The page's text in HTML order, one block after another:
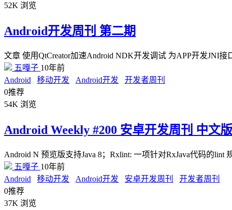
52K 浏览
Android开发周刊 第二期
文章 使用QtCreator加速Android NDK开发调试 为APP开发JNI
五嘎子 10年前
Android
移动开发 Android开发
开发者周刊
0推荐
54K 浏览
Android Weekly #200 安卓开发周刊 中文版
Android N 预览版支持Java 8；Rxlint: 一项针对RxJava代码的
五嘎子 10年前
Android
移动开发 Android开发 安卓开发周刊
开发者周刊
0推荐
37K 浏览